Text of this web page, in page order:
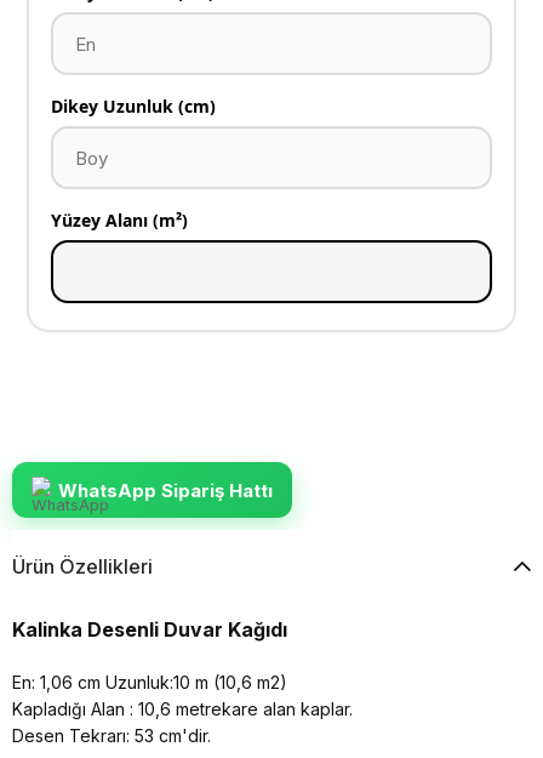
Dikey Uzunluk (cm)
Yüzey Alanı (m²)
WhatsApp Sipariş Hattı
Ürün Özellikleri
Kalinka Desenli Duvar Kağıdı
En: 1,06 cm Uzunluk:10 m (10,6 m2)
Kapladığı Alan : 10,6 metrekare alan kaplar.
Desen Tekrarı: 53 cm'dir.